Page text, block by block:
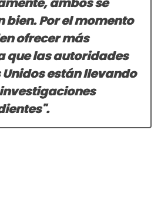
bien. Por el momento
ofrecer más
que las autoridades
Unidos están llevando